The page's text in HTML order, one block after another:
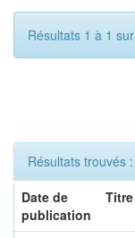
Résultats 1 à 1
Résultats trouvés
Date de
publication
Titre